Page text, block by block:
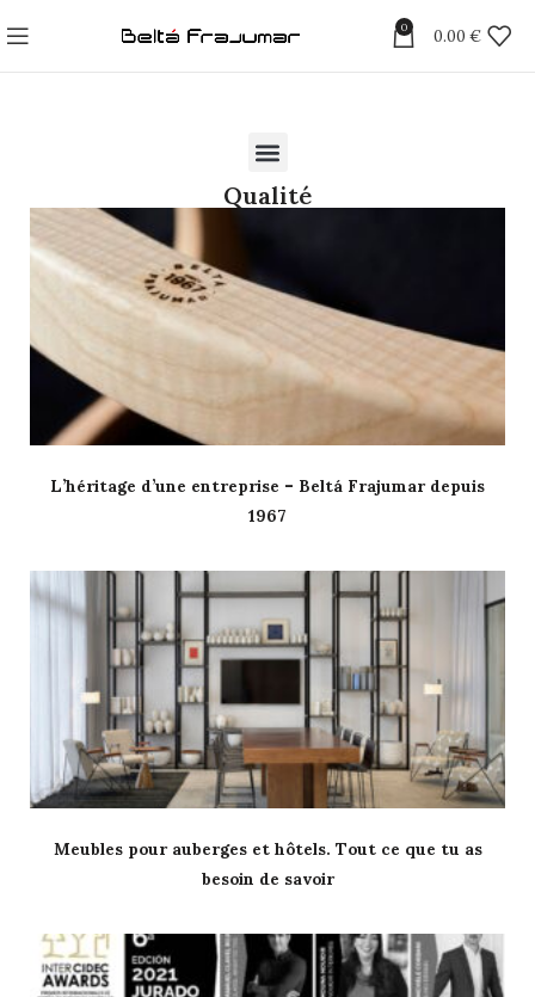
0 0.00 €
Qualité
L’héritage d’une entreprise – Beltá Frajumar depuis
1967
Meubles pour auberges et hôtels. Tout ce que tu as
besoin de savoir